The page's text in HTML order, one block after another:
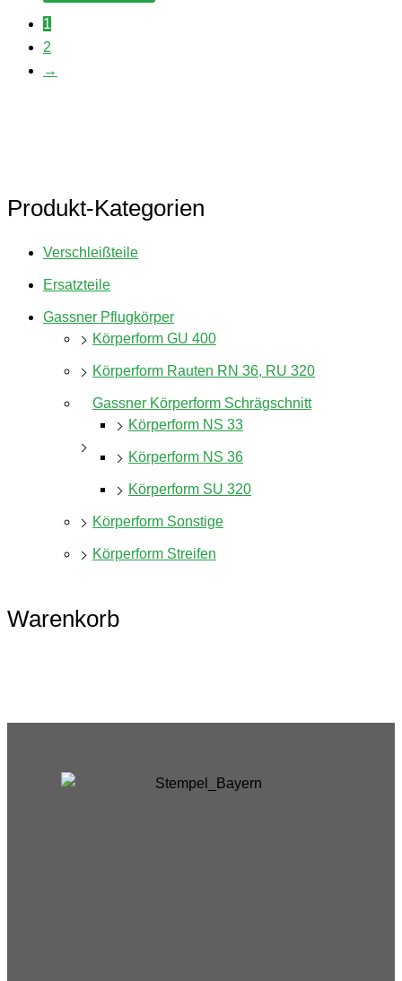
Produkt-Kategorien
Verschleißteile
Ersatzteile
Gassner Pflugkörper
Körperform GU 400
Körperform Rauten RN 36, RU 320
Gassner Körperform Schrägschnitt
Körperform NS 33
Körperform NS 36
Körperform SU 320
Körperform Sonstige
Körperform Streifen
Warenkorb
1
2
→